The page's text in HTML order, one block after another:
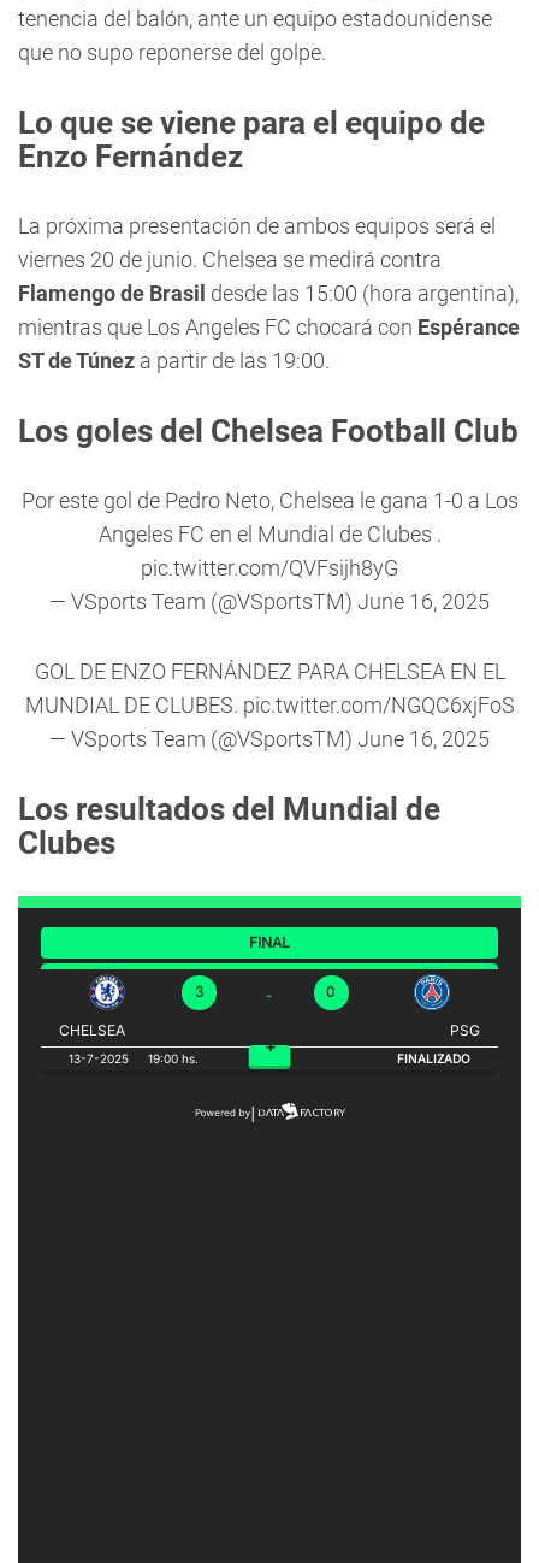
tenencia del balón, ante un equipo estadounidense
que no supo reponerse del golpe.
Lo que se viene para el equipo de
Enzo Fernández
La próxima presentación de ambos equipos será el
viernes 20 de junio. Chelsea se medirá contra
Flamengo de Brasil desde las 15:00 (hora argentina),
mientras que Los Angeles FC chocará con Espérance
ST de Túnez a partir de las 19:00.
Los goles del Chelsea Football Club
Por este gol de Pedro Neto, Chelsea le gana 1-0 a Los
Angeles FC en el Mundial de Clubes .
pic.twitter.com/QVFsijh8yG
— VSports Team (@VSportsTM) June 16, 2025
GOL DE ENZO FERNÁNDEZ PARA CHELSEA EN EL
MUNDIAL DE CLUBES. pic.twitter.com/NGQC6xjFoS
— VSports Team (@VSportsTM) June 16, 2025
Los resultados del Mundial de
Clubes